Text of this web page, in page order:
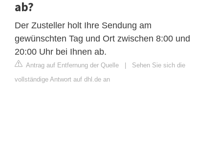
ab?
Der Zusteller holt Ihre Sendung am
gewünschten Tag und Ort zwischen 8:00 und
20:00 Uhr bei Ihnen ab.
Antrag auf Entfernung der Quelle | Sehen Sie sich die
vollständige Antwort auf dhl.de an